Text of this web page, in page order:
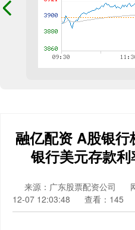
融亿配资 A股银
银行美元存款
来源：广东股票配资公司
12-07 12:03:48
查看：145